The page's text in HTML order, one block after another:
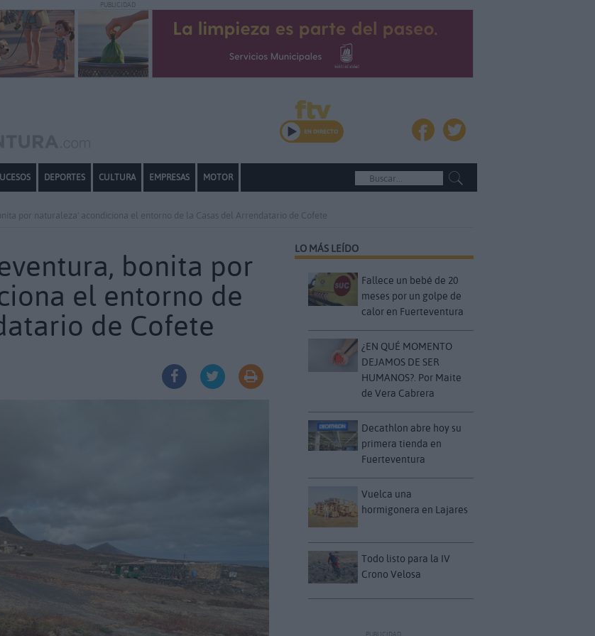
PUBLICIDAD
DEPORTES CULTURA EMPRESAS MOTOR
por naturaleza' acondiciona el entorno de la Casas del Arrendatario de Cofete
bonita por
el entorno de
de Cofete
LO MÁS LEÍDO
Fallece un bebé de 20
meses por un golpe de
calor en Fuerteventura
¿EN QUÉ MOMENTO
DEJAMOS DE SER
HUMANOS?. Por Maite
de Vera Cabrera
Decathlon abre hoy su
primera tienda en
Fuerteventura
Vuelca una
hormigonera en Lajares
Todo listo para la IV
Crono Velosa
PUBLICIDAD